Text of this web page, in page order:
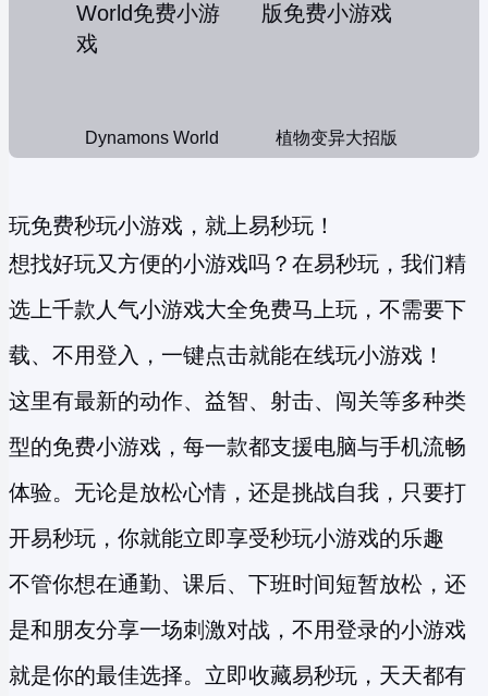
Dynamons World 植物变异大招版
玩免费秒玩小游戏，就上易秒玩！
想找好玩又方便的小游戏吗？在易秒玩，我们精
选上千款人气小游戏大全免费马上玩，不需要下
载、不用登入，一键点击就能在线玩小游戏！
这里有最新的动作、益智、射击、闯关等多种类
型的免费小游戏 ，每一款都支援电脑与手机流畅
体验。无论是放松心情，还是挑战自我，只要打
开易秒玩，你就能立即享受秒玩小游戏的乐趣
不管你想在通勤、课后、下班时间短暂放松，还
是和朋友分享一场刺激对战，不用登录的小游戏
就是你的最佳选择。立即收藏易秒玩，天天都有